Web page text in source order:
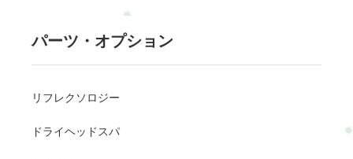
パーツ・オプション
リフレクソロジー
ドライヘッドスパ